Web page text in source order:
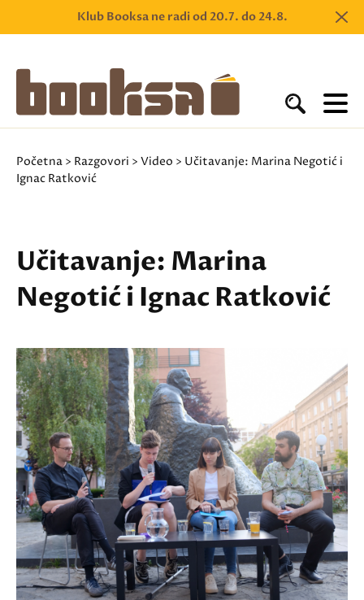
Klub Booksa ne radi od 20.7. do 24.8.
Početna > Razgovori > Video > Učitavanje: Marina Negotić i
Ignac Ratković
Učitavanje: Marina
Negotić i Ignac Ratković